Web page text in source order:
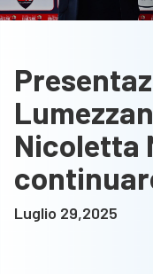
Nicoletta
Luglio 29,2025